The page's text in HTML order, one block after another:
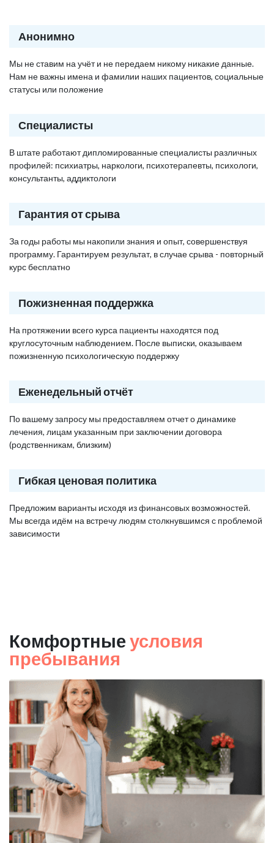
Анонимно
Мы не ставим на учёт и не передаем никому никакие данные.
Нам не важны имена и фамилии наших пациентов, социальные
статусы или положение
Специалисты
В штате работают дипломированные специалисты различных
профилей: психиатры, наркологи, психотерапевты, психологи,
консультанты, аддиктологи
Гарантия от срыва
За годы работы мы накопили знания и опыт, совершенствуя
программу. Гарантируем результат, в случае срыва - повторный
курс бесплатно
Пожизненная поддержка
На протяжении всего курса пациенты находятся под
круглосуточным наблюдением. После выписки, оказываем
пожизненную психологическую поддержку
Еженедельный отчёт
По вашему запросу мы предоставляем отчет о динамике
лечения, лицам указанным при заключении договора
(родственникам, близким)
Гибкая ценовая политика
Предложим варианты исходя из финансовых возможностей.
Мы всегда идём на встречу людям столкнувшимся с проблемой
зависимости
Комфортные условия
пребывания